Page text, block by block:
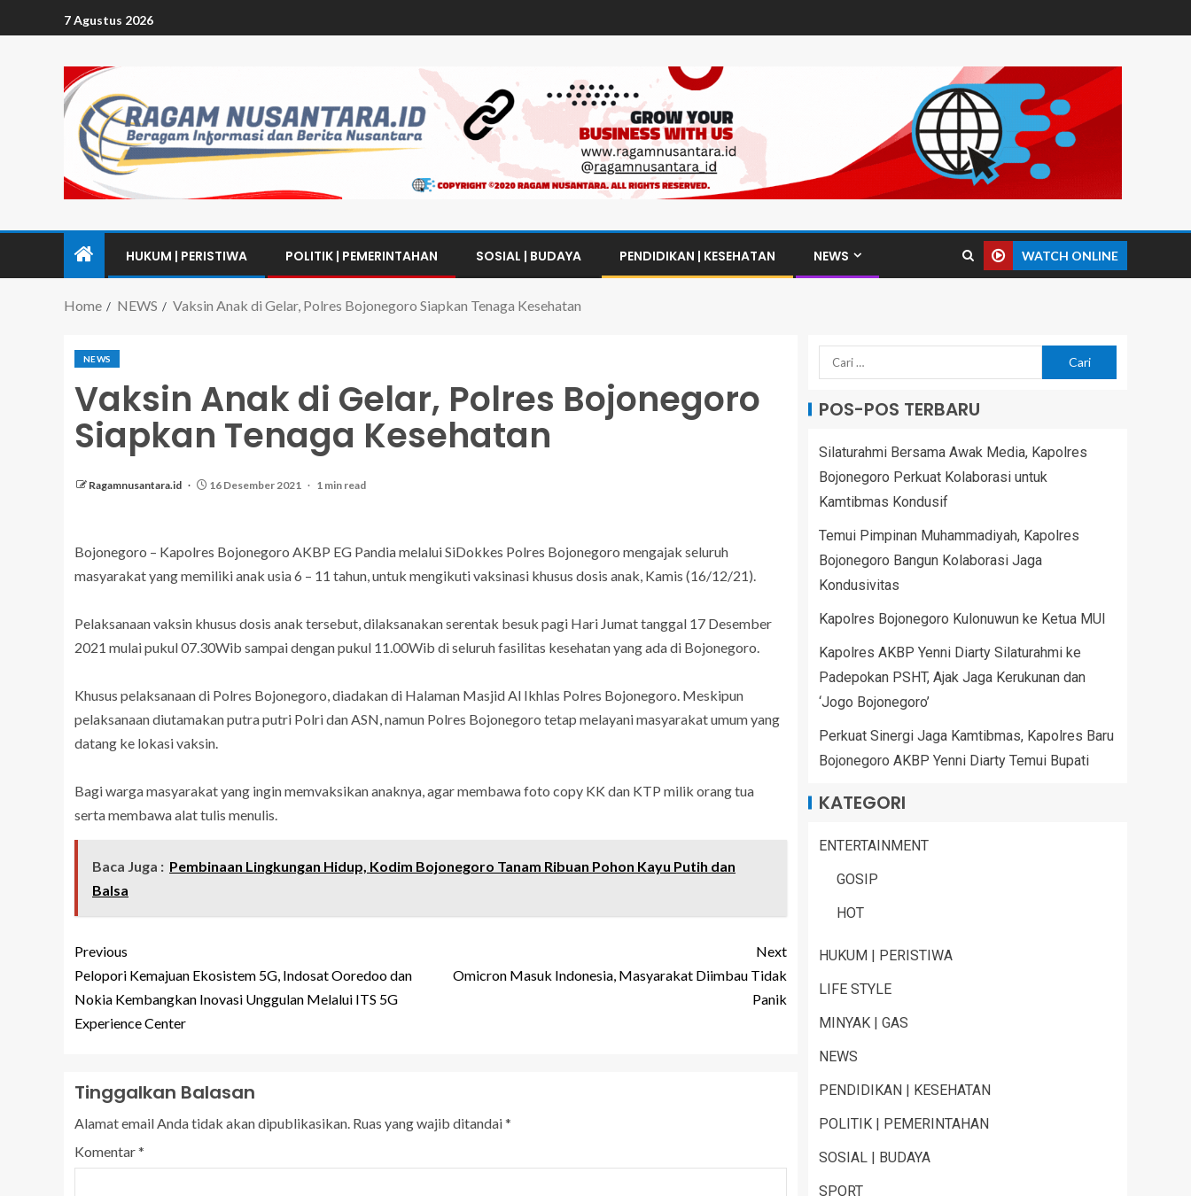
7 Agustus 2026
HUKUM | PERISTIWA POLITIK | PEMERINTAHAN SOSIAL | BUDAYA PENDIDIKAN | KESEHATAN NEWS WATCH ONLINE
Home NEWS Vaksin Anak di Gelar, Polres Bojonegoro Siapkan Tenaga Kesehatan
NEWS
Vaksin Anak di Gelar, Polres Bojonegoro
Siapkan Tenaga Kesehatan
Ragamnusantara.id 16 Desember 2021 1 min read
Bojonegoro – Kapolres Bojonegoro AKBP EG Pandia melalui SiDokkes Polres Bojonegoro mengajak seluruh
masyarakat yang memiliki anak usia 6 – 11 tahun, untuk mengikuti vaksinasi khusus dosis anak, Kamis (16/12/21).
Pelaksanaan vaksin khusus dosis anak tersebut, dilaksanakan serentak besuk pagi Hari Jumat tanggal 17 Desember
2021 mulai pukul 07.30Wib sampai dengan pukul 11.00Wib di seluruh fasilitas kesehatan yang ada di Bojonegoro.
Khusus pelaksanaan di Polres Bojonegoro, diadakan di Halaman Masjid Al Ikhlas Polres Bojonegoro. Meskipun
pelaksanaan diutamakan putra putri Polri dan ASN, namun Polres Bojonegoro tetap melayani masyarakat umum yang
datang ke lokasi vaksin.
Bagi warga masyarakat yang ingin memvaksikan anaknya, agar membawa foto copy KK dan KTP milik orang tua
serta membawa alat tulis menulis.
Baca Juga : Pembinaan Lingkungan Hidup, Kodim Bojonegoro Tanam Ribuan Pohon Kayu Putih dan
Balsa
Previous
Pelopori Kemajuan Ekosistem 5G, Indosat Ooredoo dan
Nokia Kembangkan Inovasi Unggulan Melalui ITS 5G
Experience Center
Next
Omicron Masuk Indonesia, Masyarakat Diimbau Tidak
Panik
Tinggalkan Balasan
Alamat email Anda tidak akan dipublikasikan. Ruas yang wajib ditandai*
Komentar*
POS-POS TERBARU
Silaturahmi Bersama Awak Media, Kapolres
Bojonegoro Perkuat Kolaborasi untuk
Kamtibmas Kondusif
Temui Pimpinan Muhammadiyah, Kapolres
Bojonegoro Bangun Kolaborasi Jaga
Kondusivitas
Kapolres Bojonegoro Kulonuwun ke Ketua MUI
Kapolres AKBP Yenni Diarty Silaturahmi ke
Padepokan PSHT, Ajak Jaga Kerukunan dan
‘Jogo Bojonegoro’
Perkuat Sinergi Jaga Kamtibmas, Kapolres Baru
Bojonegoro AKBP Yenni Diarty Temui Bupati
KATEGORI
ENTERTAINMENT
GOSIP
HOT
HUKUM | PERISTIWA
LIFE STYLE
MINYAK | GAS
NEWS
PENDIDIKAN | KESEHATAN
POLITIK | PEMERINTAHAN
SOSIAL | BUDAYA
SPORT